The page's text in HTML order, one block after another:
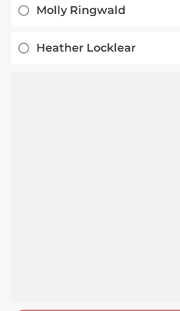
Molly Ringwald
Heather Locklear